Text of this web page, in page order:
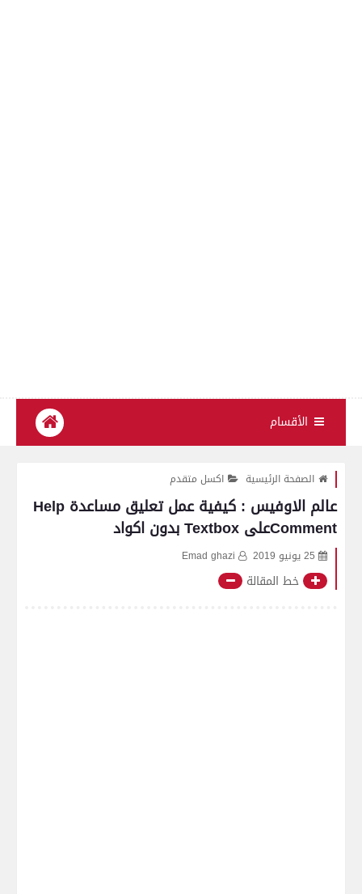
الأقسام
الصفحة الرئيسية اكسل متقدم
عالم الاوفيس : كيفية عمل تعليق مساعدة Help
Commentعلى Textbox بدون اكواد
25 يونيو 2019 Emad ghazi
خط المقالة